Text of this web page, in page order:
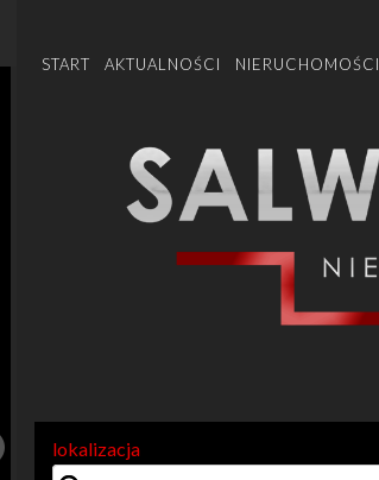
START AKTUALNOŚCI NIERUCHOMOŚCI
lokalizacja